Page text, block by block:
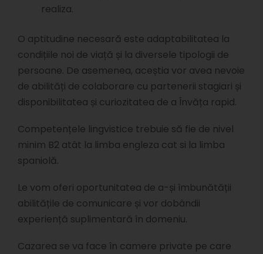
realiza.
O aptitudine necesară este adaptabilitatea la
condițiile noi de viață și la diversele tipologii de
persoane. De asemenea, aceștia vor avea nevoie
de abilități de colaborare cu partenerii stagiari și
disponibilitatea și curiozitatea de a Învăța rapid.
Competențele lingvistice trebuie să fie de nivel
minim B2 atât la limba engleza cat si la limba
spaniolă.
Le vom oferi oportunitatea de a-și îmbunătății
abilitățile de comunicare și vor dobândii
experiență suplimentară în domeniu.
Cazarea se va face în camere private pe care